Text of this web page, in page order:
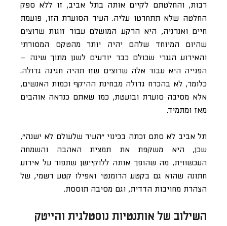
רבות, והחלטתם לקיים אותה בתל אביב, זו ללא ספק
החלטה שלא תתחרטו עליה. העיר הסוערת הזו, פועמת
חיים ואנרגיה, היא הרקע המושלם עבור זוגות שרוצים
שהיום המיוחד שלהם יהיה יותר מהטקס המסורתי
והאירוע הגנרי שכולם כבר יודעים לשנן מתוך שינה –
הפנייה היא עבור אלה שרוצים שזו תהיה חגיגה גדולה.
כלומר, לא בהכרח גדולה מבחינת ההיקף וכמות האנשים,
אלא מסיבה סוערת ובועטת, כמו שאתם כנראה אוהבים
מאז ומתמיד.
תל אביב לא סתם זכתה בכינוי ״העיר שלעולם לא ישנה״,
שכן, היא משקפת את תמצית האהבה והשמחה
העכשווית, מה שהופך אותה ללוקיישן שתפור על אירוע
חתונה שהוא גם בקטע הרומנטי ואפילו קטע רשמי, של
הצהרת מחויבות הדדית, וגם מסיבה תוססת.
השילוב של אותנטיות נוסטלגית והייטק